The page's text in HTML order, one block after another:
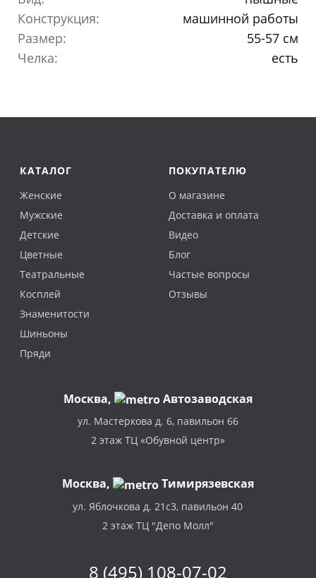
Конструкция:
машинной работы
Размер:
55-57 см
Челка:
есть
КАТАЛОГ
Женские
Мужские
Детские
Цветные
Театральные
Косплей
Знаменитости
Шиньоны
Пряди
ПОКУПАТЕЛЮ
О магазине
Доставка и оплата
Видео
Блог
Частые вопросы
Отзывы
Москва, Автозаводская
ул. Мастеркова д. 6, павильон 66
2 этаж ТЦ «Обувной центр»
Москва, Тимирязевская
ул. Яблочкова д. 21с3, павильон 40
2 этаж ТЦ "Депо Молл"
8 (495) 108-07-02